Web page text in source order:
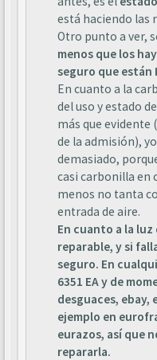
está haciendo las
Otro punto a ver,
menos que los
seguro que están
En cuanto a la
del uso y estado
más que evidente
de la admisión),
demasiado,
casi carbonilla en
menos no tanta
entrada de aire.
En cuanto a la
reparable, y si
seguro. En
6351 EA y de
desguaces, ebay,
ejemplo en
eurazos, así que
repararla.